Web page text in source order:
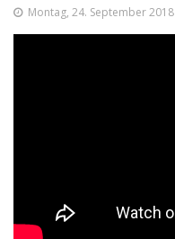
Montag, 24. September 2018